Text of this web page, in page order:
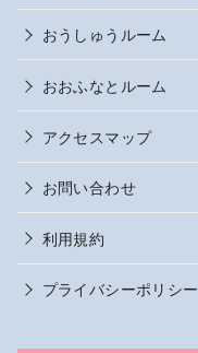
おうしゅうルーム
おおふなとルーム
アクセスマップ
お問い合わせ
利用規約
プライバシーポリシー